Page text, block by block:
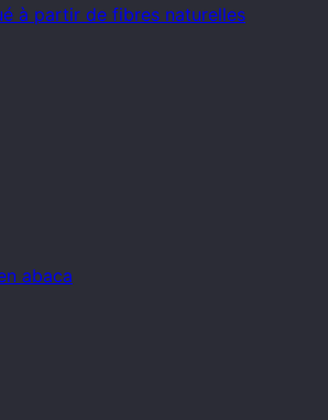
à partir de fibres naturelles
abaca